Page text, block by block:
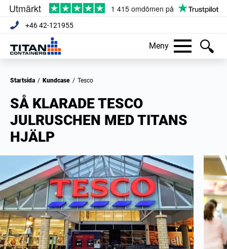
+46 42-121955
Meny
Startsida / Kundcase / Tesco
SÅ KLARADE TESCO
JULRUSCHEN MED TITANS
HJÄLP